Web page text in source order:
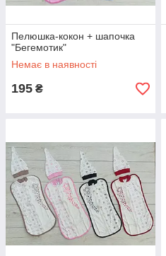
Пелюшка-кокон + шапочка
"Бегемотик"
Немає в наявності
195 ₴